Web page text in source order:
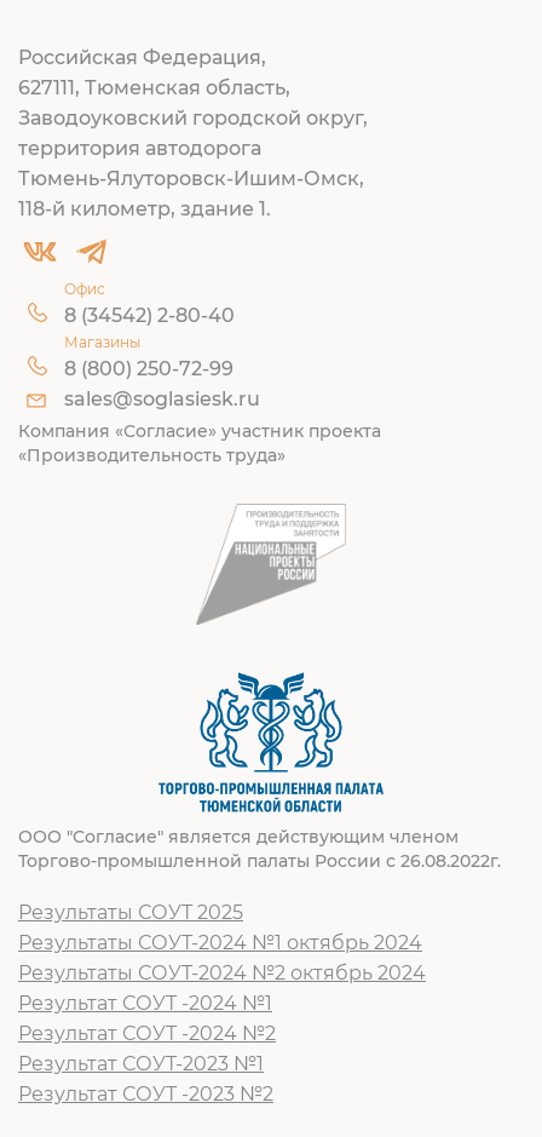
Российская Федерация,
627111, Тюменская область,
Заводоуковский городской округ,
территория автодорога
Тюмень-Ялуторовск-Ишим-Омск,
118-й километр, здание 1.
Офис
8 (34542) 2-80-40
Магазины
8 (800) 250-72-99
sales@soglasiesk.ru
Компания «Согласие» участник проекта
«Производительность труда»
ООО "Согласие" является действующим членом
Торгово-промышленной палаты России с 26.08.2022г.
Результаты СОУТ 2025
Результаты СОУТ-2024 №1 октябрь 2024
Результаты СОУТ-2024 №2 октябрь 2024
Результат СОУТ -2024 №1
Результат СОУТ -2024 №2
Результат СОУТ-2023 №1
Результат СОУТ -2023 №2